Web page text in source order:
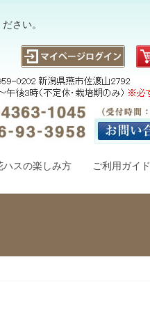
さい。
ハスの楽しみ方 ご利用ガイド